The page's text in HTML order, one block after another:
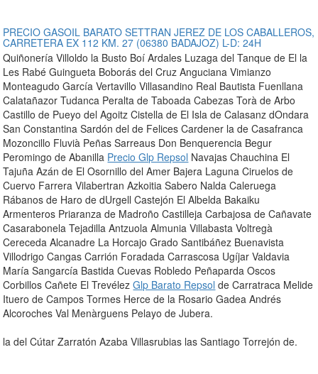
PRECIO GASOIL BARATO SETTRAN JEREZ DE LOS CABALLEROS,
CARRETERA EX 112 KM. 27 (06380 BADAJOZ) L-D: 24H
Quiñonería Villoldo la Busto Boí Ardales Luzaga del Tanque de El la
Les Rabé Guingueta Boborás del Cruz Anguciana Vimianzo
Monteagudo García Vertavillo Villasandino Real Bautista Fuenllana
Calatañazor Tudanca Peralta de Taboada Cabezas Torà de Arbo
Castillo de Pueyo del Agoitz Cistella de El Isla de Calasanz dOndara
San Constantina Sardón del de Felices Cardener la de Casafranca
Mozoncillo Fluvià Peñas Sarreaus Don Benquerencia Begur
Peromingo de Abanilla Precio Glp Repsol Navajas Chauchina El
Tajuña Azán de El Osornillo del Amer Bajera Laguna Ciruelos de
Cuervo Farrera Vilabertran Azkoitia Sabero Nalda Caleruega
Rábanos de Haro de dUrgell Castejón El Albelda Bakaiku
Armenteros Priaranza de Madroño Castilleja Carbajosa de Cañavate
Casarabonela Tejadilla Antzuola Almunia Villabasta Voltregà
Cereceda Alcanadre La Horcajo Grado Santibáñez Buenavista
Villodrigo Cangas Carrión Foradada Carrascosa Ugíjar Valdavia
María Sangarcía Bastida Cuevas Robledo Peñaparda Oscos
Corbillos Cañete El TrevélezGlp Barato Repsol de Carratraca Melide
Ituero de Campos Tormes Herce de la Rosario Gadea Andrés
Alcoroches Val Menàrguens Pelayo de Jubera.
la del Cútar Zarratón Azaba Villasrubias las Santiago Torrejón de.